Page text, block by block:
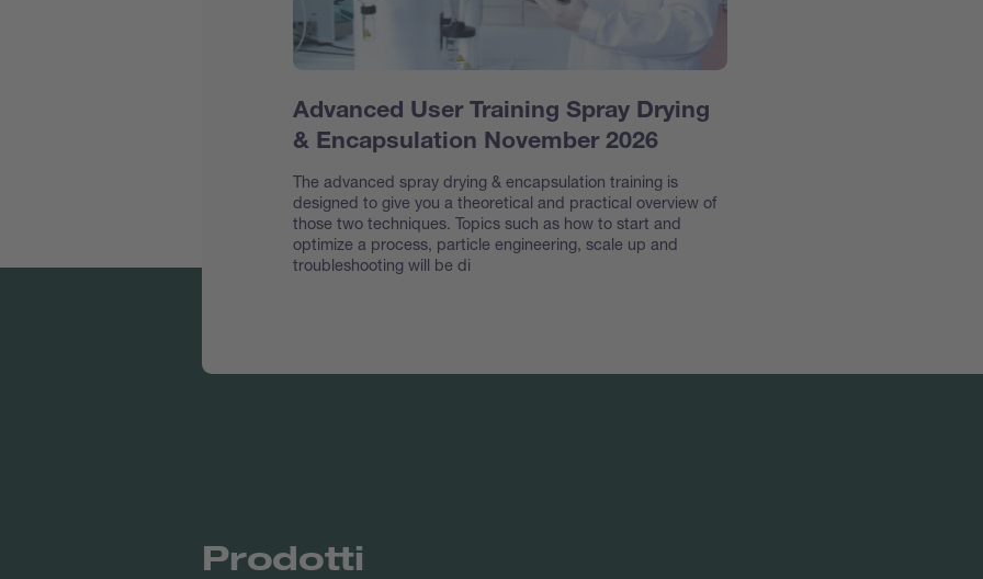
Advanced User Training Spray Drying
& Encapsulation November 2026
The advanced spray drying & encapsulation training is
designed to give you a theoretical and practical overview of
those two techniques. Topics such as how to start and
optimize a process, particle engineering, scale up and
troubleshooting will be di
Prodotti